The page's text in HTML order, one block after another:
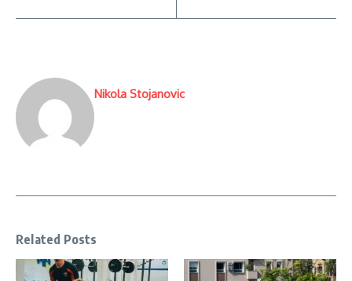
Nikola Stojanovic
Related Posts